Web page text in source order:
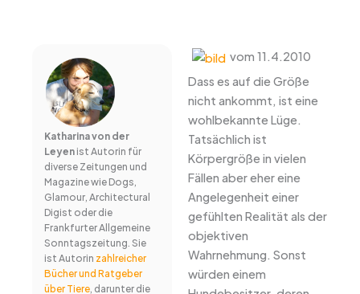
Katharina von der
Leyenist Autorin für
diverse Zeitungen und
Magazine wie Dogs,
Glamour, Architectural
Digist oder die
Frankfurter Allgemeine
Sonntagszeitung. Sie
ist Autorin zahlreicher
Bücher und Ratgeber
über Tiere, darunter die
vom 11.4.2010
Dass es auf die Größe
nicht ankommt, ist eine
wohlbekannte Lüge.
Tatsächlich ist
Körpergröße in vielen
Fällen aber eher eine
Angelegenheit einer
gefühlten Realität als der
objektiven
Wahrnehmung. Sonst
würden einem